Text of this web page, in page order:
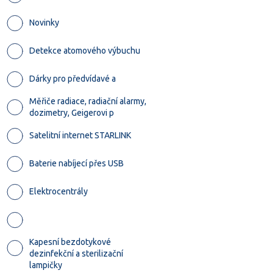
Novinky
Detekce atomového výbuchu
Dárky pro předvídavé a
Měřiče radiace, radiační alarmy,
dozimetry, Geigerovi p
Satelitní internet STARLINK
Baterie nabíjecí přes USB
Elektrocentrály
Kapesní bezdotykové
dezinfekční a sterilizační
lampičky